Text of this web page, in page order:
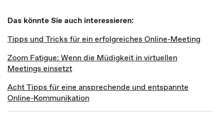
Das könnte Sie auch interessieren:
Tipps und Tricks für ein erfolgreiches Online-Meeting
Zoom Fatigue: Wenn die Müdigkeit in virtuellen
Meetings einsetzt
Acht Tipps für eine ansprechende und entspannte
Online-Kommunikation